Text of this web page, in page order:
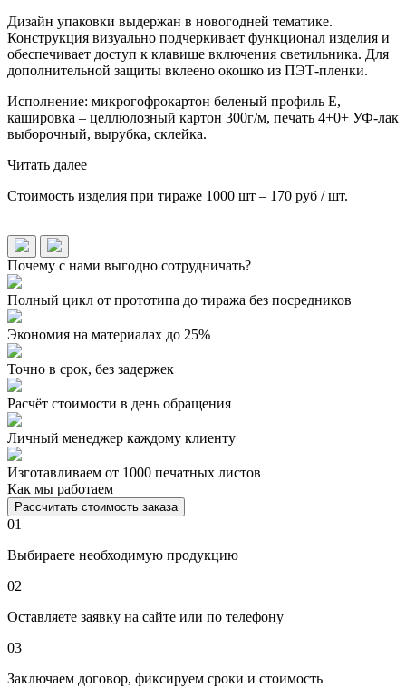
Дизайн упаковки выдержан в новогодней тематике.
Конструкция визуально подчеркивает функционал изделия и
обеспечивает доступ к клавише включения светильника. Для
дополнительной защиты вклеено окошко из ПЭТ-пленки.
Исполнение: микрогофрокартон беленый профиль Е,
кашировка – целлюлозный картон 300г/м, печать 4+0+ УФ-лак
выборочный, вырубка, склейка.
Читать далее
Стоимость изделия при тираже 1000 шт – 170 руб / шт.
Почему с нами выгодно сотрудничать?
Полный цикл от прототипа до тиража без посредников
Экономия на материалах до 25%
Точно в срок, без задержек
Расчёт стоимости в день обращения
Личный менеджер каждому клиенту
Изготавливаем от 1000 печатных листов
Как мы работаем
Рассчитать стоимость заказа
01
Выбираете необходимую продукцию
02
Оставляете заявку на сайте или по телефону
03
Заключаем договор, фиксируем сроки и стоимость